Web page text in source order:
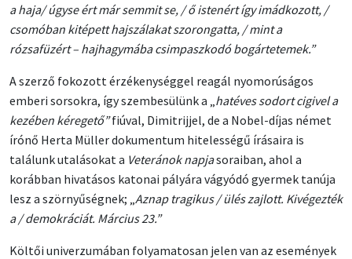
a haja/ úgyse ért már semmit se, / ő istenért így imádkozott, /
csomóban kitépett hajszálakat szorongatta, / mint a
rózsafüzért – hajhagymába csimpaszkodó bogártetemek.”
A szerző fokozott érzékenységgel reagál nyomorúságos
emberi sorsokra, így szembesülünk a „ hatéves sodort cigivel a
kezében kéregető”fiúval, Dimitrijjel, de a Nobel-díjas német
írónő Herta Müller dokumentum hitelességű írásaira is
találunk utalásokat a Veteránok napjasoraiban, ahol a
korábban hivatásos katonai pályára vágyódó gyermek tanúja
lesz a szörnyűségnek; „ Aznap tragikus / ülés zajlott. Kivégezték
a / demokráciát. Március 23.”
Költői univerzumában folyamatosan jelen van az események